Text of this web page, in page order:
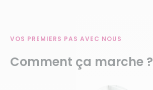
VOS PREMIERS PAS AVEC NOUS
Comment ça marche ?